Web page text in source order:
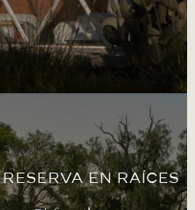
Reserva en raíces